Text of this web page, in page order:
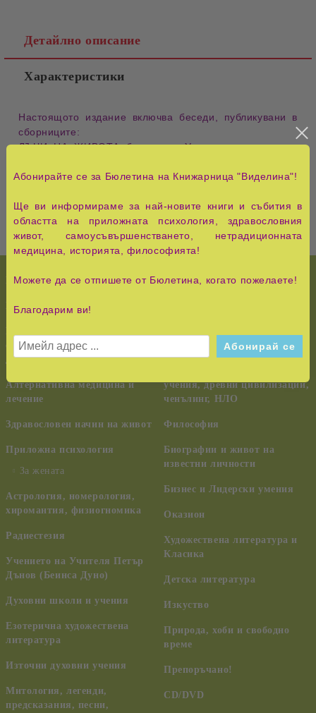
Детайлно описание
Характеристики
Настоящото издание включва беседи, публикувани в
сборниците:
ЛЪЧИ НА ЖИВОТА беседи от Учителя, държани на
ДВИГАТЕЛИ В ЖИВОТА беседи от Учителя, държани
НОВО!
КУРС НА ЧУДЕСАТА
Езотерика,
самоусъвършенстване,
духовно развитие
Алтернативна медицина и
лечение
Здравословен начин на живот
Приложна психология
За жената
Астрология, номерология,
хиромантия, физиогномика
Радиестезия
Учението на Учителя Петър
Дънов (Беинса Дуно)
Духовни школи и учения
Езотерична художествена
литература
Източни духовни учения
Митология, легенди,
предсказания, песни,
История и Съвременност
Тайни и загадки
учения, древни цивилизации,
ченълинг, НЛО
Философия
Биографии и живот на
известни личности
Бизнес и Лидерски умения
Оказион
Художествена литература и
Класика
Детска литература
Изкуство
Природа, хоби и свободно
време
Препоръчано!
CD/DVD
Абонирайте се за Бюлетина на Книжарница "Виделина"!
Ще ви информираме за най-новите книги и събития в
областта на приложната психология, здравословния
живот, самоусъвършенстването, нетрадиционната
медицина, историята, философията!
Можете да се отпишете от Бюлетина, когато пожелаете!
Благодарим ви!